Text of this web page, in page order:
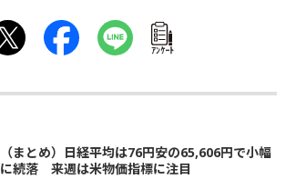
ｱﾝｹｰﾄ
（まとめ）日経平均は76円安の65,606円で小幅
に続落 来週は米物価指標に注目